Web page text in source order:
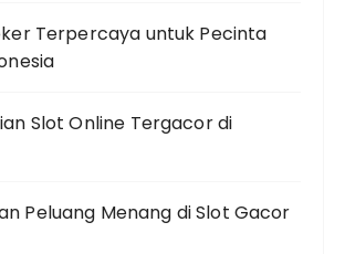
Terpercaya untuk Pecinta
Slot Online Tergacor di
Peluang Menang di Slot Gacor